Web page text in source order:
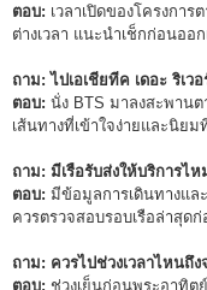
ตอบ: เวลาเปิดของโครงกา
ต่างเวลา แนะนำเช็กก่อนออ
ถาม: ไปเอเชียทีค เดอะ ริเ
ตอบ: นั่ง BTS มาลงสะพานต
เส้นทางที่เข้าใจง่ายและนิยม
ถาม: มีเรือรับส่งให้บริการไห
ตอบ: มีข้อมูลการเดินทางแล
ควรตรวจสอบรอบเรือล่าสุด
ถาม: ควรไปช่วงเวลาไหนถึ
ตอบ: ช่วงเย็นก่อนพระอาทิต